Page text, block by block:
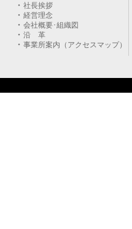
社長挨拶
経営理念
会社概要･組織図
沿 革
事業所案内（アクセスマップ）